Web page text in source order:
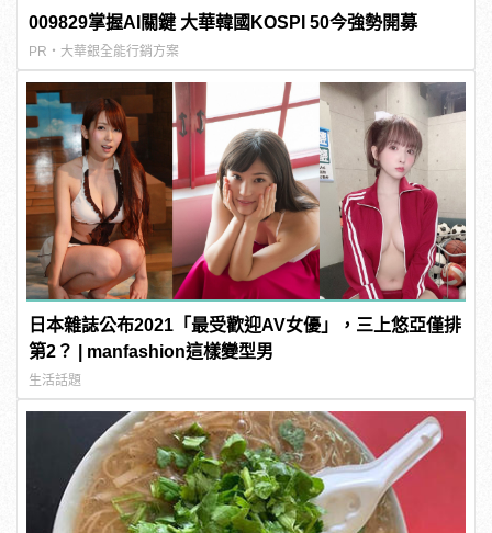
009829掌握AI關鍵 大華韓國KOSPI 50今強勢開募
PR・大華銀全能行銷方案
日本雜誌公布2021「最受歡迎AV女優」，三上悠亞僅排
第2？ | manfashion這樣變型男
生活話題